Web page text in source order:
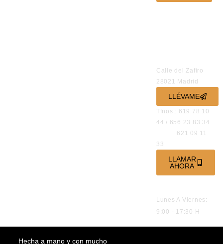
Calle del Zafiro
28021 Madrid
LLÉVAME
Tfnos.: 619 78 10
44 / 656 23 83 34
621 09 11
33
LLAMAR
AHORA
Lunes A Viernes:
9:00 - 17:30 H
Hecha a mano y con mucho